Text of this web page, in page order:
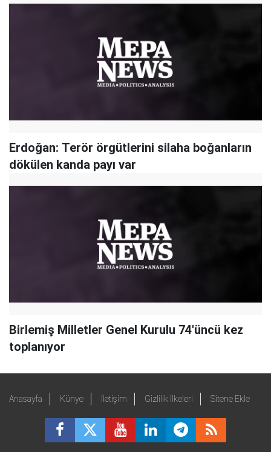
Erdoğan: Terör örgütlerini silaha boğanların
dökülen kanda payı var
Birlemiş Milletler Genel Kurulu 74'üncü kez
toplanıyor
Anasayfa Künye İletişim Gizlilik İlkeleri Sitene Ekle